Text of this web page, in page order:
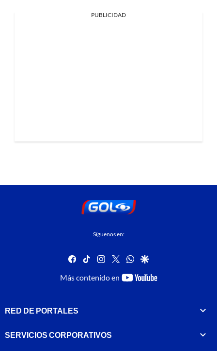
PUBLICIDAD
Síguenos en:
facebook
tiktok instagram
twitterwhatsapp
google
Más contenido en
youtube-
RED DE PORTALES
SERVICIOS CORPORATIVOS